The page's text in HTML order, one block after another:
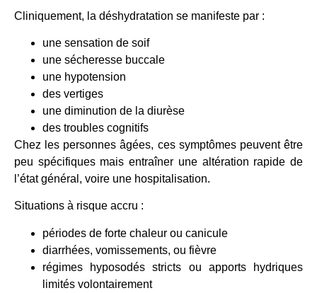
Cliniquement, la déshydratation se manifeste par :
une sensation de soif
une sécheresse buccale
une hypotension
des vertiges
une diminution de la diurèse
des troubles cognitifs
Chez les personnes âgées, ces symptômes peuvent être
peu spécifiques mais entraîner une altération rapide de
l’état général, voire une hospitalisation.
Situations à risque accru :
périodes de forte chaleur ou canicule
diarrhées, vomissements, ou fièvre
régimes hyposodés stricts ou apports hydriques
limités volontairement